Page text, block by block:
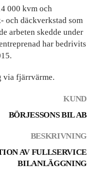
000 kvm och
och däckverkstad som
arbeten skedde under
har bedrivits
via fjärrvärme.
KUND
BÖRJESSONS BIL AB
BESKRIVNING
AV FULLSERVICE
BILANLÄGGNING